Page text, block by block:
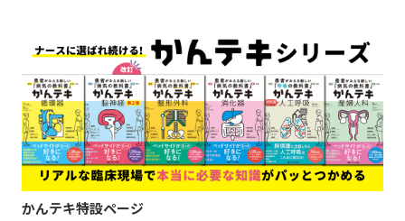
かんテキ特設ページ